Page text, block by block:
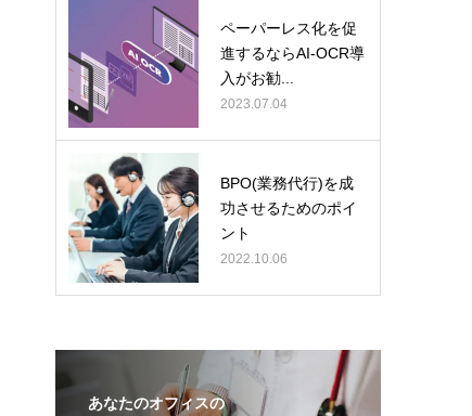
ペーパーレス化を促
進するならAI-OCR導
入がお勧...
2023.07.04
BPO(業務代行)を成
功させるためのポイ
ント
2022.10.06
あなたのオフィスの